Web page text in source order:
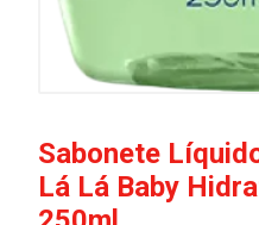
Sabonete
Lá Lá Baby